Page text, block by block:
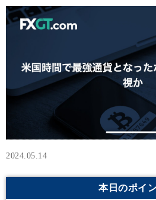
2024.05.14
本日のポイ